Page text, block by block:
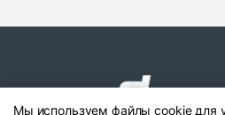
товара.
Мы используем файлы cookie для